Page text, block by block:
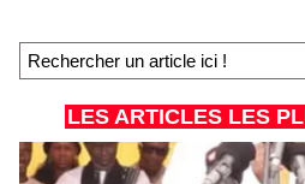
LES ARTICLES LES